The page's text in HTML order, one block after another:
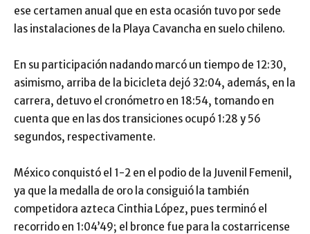
ese certamen anual que en esta ocasión tuvo por sede
las instalaciones de la Playa Cavancha en suelo chileno.
En su participación nadando marcó un tiempo de 12:30,
asimismo, arriba de la bicicleta dejó 32:04, además, en la
carrera, detuvo el cronómetro en 18:54, tomando en
cuenta que en las dos transiciones ocupó 1:28 y 56
segundos, respectivamente.
México conquistó el 1-2 en el podio de la Juvenil Femenil,
ya que la medalla de oro la consiguió la también
competidora azteca Cinthia López, pues terminó el
recorrido en 1:04’49; el bronce fue para la costarricense